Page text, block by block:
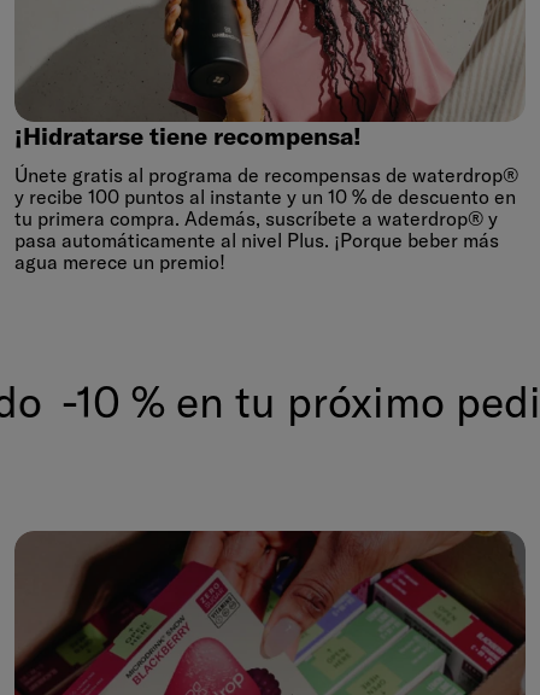
¡Hidratarse tiene recompensa!
¡Hidratarse tiene recompensa!
Únete gratis al programa de recompensas de waterdrop®
y recibe 100 puntos al instante y un 10 % de descuento en
tu primera compra. Además, suscríbete a waterdrop® y
pasa automáticamente al nivel Plus. ¡Porque beber más
agua merece un premio!
1. -10 %
-10 % en tu próximo